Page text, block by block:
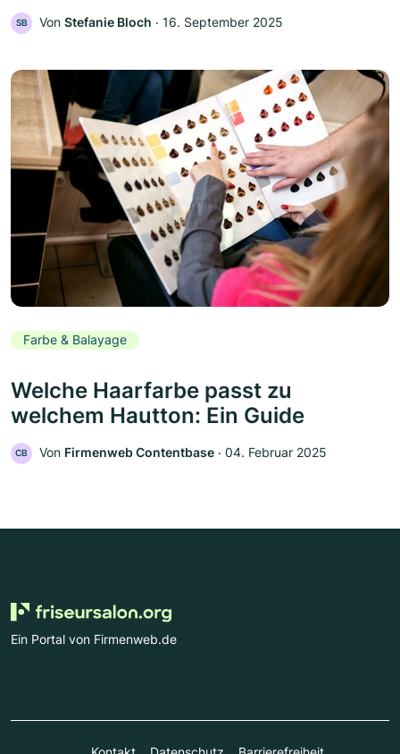
SB Von Stefanie Bloch ‧ 16. September 2025
Farbe & Balayage
Welche Haarfarbe passt zu
welchem Hautton: Ein Guide
CB Von Firmenweb Contentbase ‧ 04. Februar 2025
Ein Portal von Firmenweb.de